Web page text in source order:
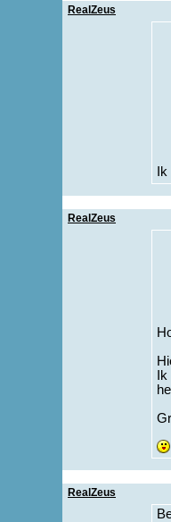
RealZeus
RealZeus
RealZeus